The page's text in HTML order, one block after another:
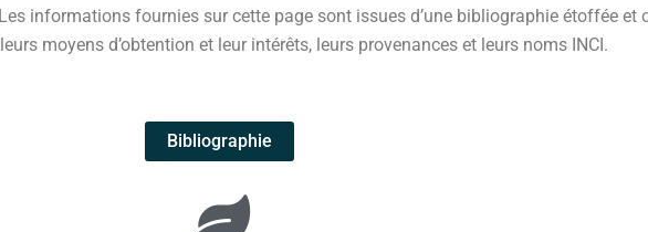
informations fournies sur cette page sont issues d’une bibliographie étoffée et
moyens d’obtention et leur intérêts, leurs provenances et leurs noms INCI.
Bibliographie